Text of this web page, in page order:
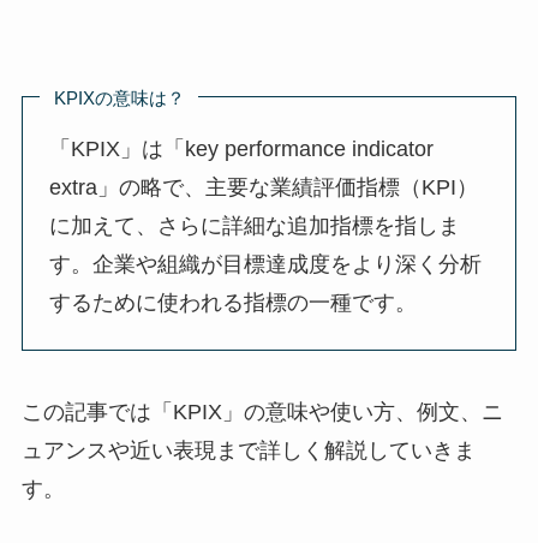
KPIXの意味は？
「KPIX」は「key performance indicator
extra」の略で、主要な業績評価指標（KPI）
に加えて、さらに詳細な追加指標を指しま
す。企業や組織が目標達成度をより深く分析
するために使われる指標の一種です。
この記事では「KPIX」の意味や使い方、例文、ニ
ュアンスや近い表現まで詳しく解説していきま
す。